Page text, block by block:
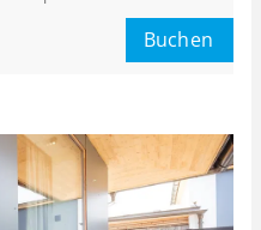
Buchen